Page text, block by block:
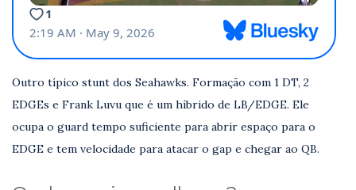
Outro típico stunt dos Seahawks. Formação com 1 DT, 2
EDGEs e Frank Luvu que é um híbrido de LB/EDGE. Ele
ocupa o guard tempo suficiente para abrir espaço para o
EDGE e tem velocidade para atacar o gap e chegar ao QB.